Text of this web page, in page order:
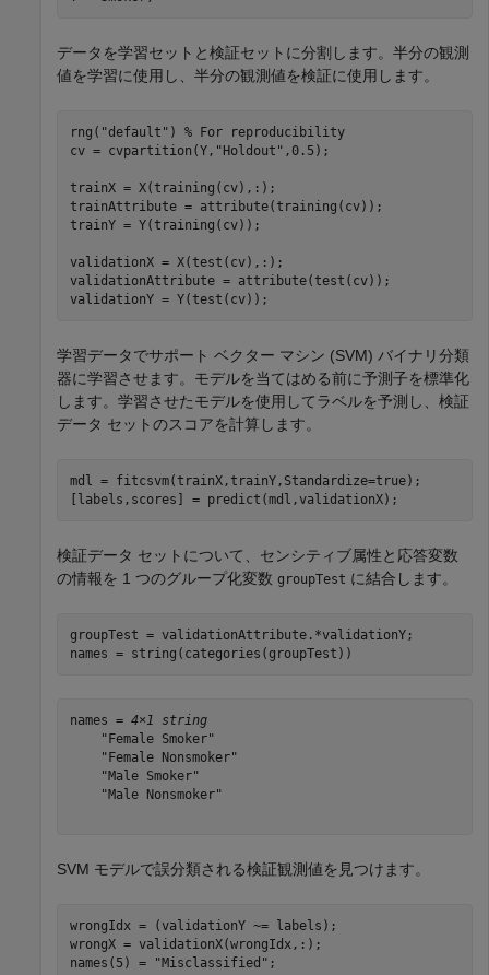
データを学習セットと検証セットに分割します。半分の観測
値を学習に使用し、半分の観測値を検証に使用します。
rng( "default" ) % For reproducibility
cv = cvpartition(Y, "Holdout" ,0.5);
trainX = X(training(cv),:);
trainAttribute = attribute(training(cv));
trainY = Y(training(cv));
validationX = X(test(cv),:);
validationAttribute = attribute(test(cv));
validationY = Y(test(cv));
学習データでサポート ベクター マシン (SVM) バイナリ分類
器に学習させます。モデルを当てはめる前に予測子を標準化
します。学習させたモデルを使用してラベルを予測し、検証
データ セットのスコアを計算します。
mdl = fitcsvm(trainX,trainY,Standardize=true);
[labels,scores] = predict(mdl,validationX);
検証データ セットについて、センシティブ属性と応答変数
の情報を 1 つのグループ化変数 groupTest に結合します。
groupTest = validationAttribute.*validationY;
names = string(categories(groupTest))
names = 4×1 string
    "Female Smoker"
    "Female Nonsmoker"
    "Male Smoker"
    "Male Nonsmoker"
SVM モデルで誤分類される検証観測値を見つけます。
wrongIdx = (validationY ~= labels);
wrongX = validationX(wrongIdx,:);
names(5) =
"Misclassified" ;